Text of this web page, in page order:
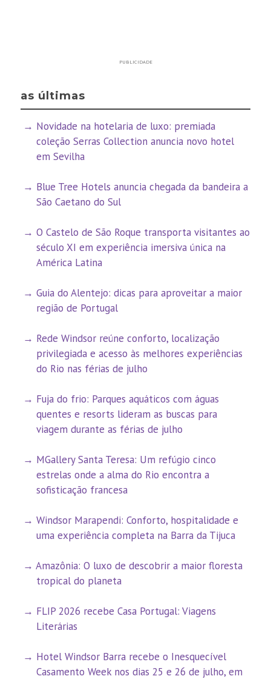
PUBLICIDADE
as últimas
Novidade na hotelaria de luxo: premiada
coleção Serras Collection anuncia novo hotel
em Sevilha
Blue Tree Hotels anuncia chegada da bandeira a
São Caetano do Sul
O Castelo de São Roque transporta visitantes ao
século XI em experiência imersiva única na
América Latina
Guia do Alentejo: dicas para aproveitar a maior
região de Portugal
Rede Windsor reúne conforto, localização
privilegiada e acesso às melhores experiências
do Rio nas férias de julho
Fuja do frio: Parques aquáticos com águas
quentes e resorts lideram as buscas para
viagem durante as férias de julho
MGallery Santa Teresa: Um refúgio cinco
estrelas onde a alma do Rio encontra a
sofisticação francesa
Windsor Marapendi: Conforto, hospitalidade e
uma experiência completa na Barra da Tijuca
Amazônia: O luxo de descobrir a maior floresta
tropical do planeta
FLIP 2026 recebe Casa Portugal: Viagens
Literárias
Hotel Windsor Barra recebe o Inesquecível
Casamento Week nos dias 25 e 26 de julho, em